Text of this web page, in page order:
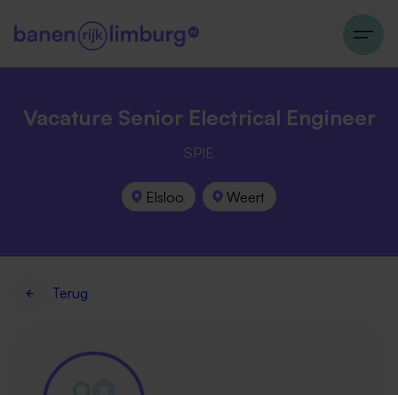
Vacature Senior Electrical Engineer
SPIE
Elsloo Weert
Terug